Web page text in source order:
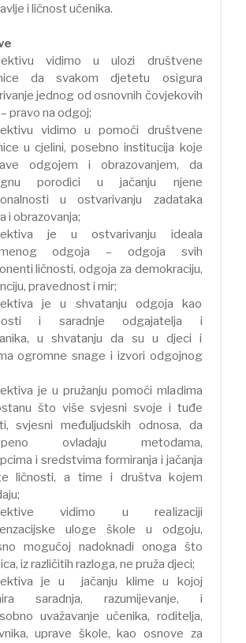
i ličnost učenika.
vidimo u ulozi društvene
da svakom djetetu osigura
jednog od osnovnih čovjekovih
pravo na odgoj;
vidimo u pomoći društvene
u cjelini, posebno institucija koje
odgojem i obrazovanjem, da
porodici u jačanju njene
u ostvarivanju zadataka
i obrazovanja;
je u ostvarivanju ideala
odgoja – odgoja svih
ličnosti, odgoja za demokraciju,
pravednost i mir;
je u shvatanju odgoja kao
i saradnje odgajatelja i
u shvatanju da su u djeci i
ogromne snage i izvori odgojnog
je u pružanju pomoći mladima
što više svjesni svoje i tuđe
svjesni međuljudskih odnosa, da
ovladaju metodama,
i sredstvima formiranja i jačanja
ličnosti, a time i društva kojem
vidimo u realizaciji
uloge škole u odgoju,
mogućoj nadoknadi onoga što
iz različitih razloga, ne pruža djeci;
je u jačanju klime u kojoj
saradnja, razumijevanje, i
uvažavanje učenika, roditelja,
uprave škole, kao osnove za